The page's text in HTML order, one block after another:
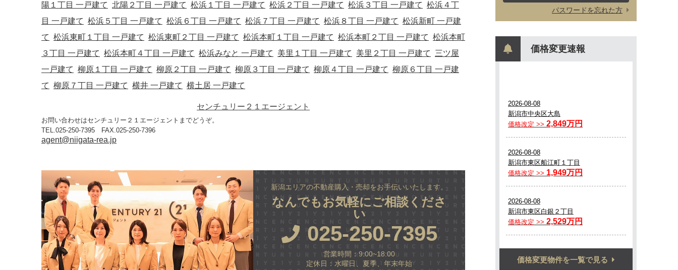
陽１丁目 一戸建て 北陽２丁目 一戸建て 松浜１丁目 一戸建て 松浜２丁目 一戸建て 松浜３丁目 一戸建て 松浜４丁
目 一戸建て 松浜５丁目 一戸建て 松浜６丁目 一戸建て 松浜７丁目 一戸建て 松浜８丁目 一戸建て 松浜新町 一戸建
て 松浜東町１丁目 一戸建て 松浜東町２丁目 一戸建て 松浜本町１丁目 一戸建て 松浜本町２丁目 一戸建て 松浜本町
３丁目 一戸建て 松浜本町４丁目 一戸建て 松浜みなと 一戸建て 美里１丁目 一戸建て 美里２丁目 一戸建て
三ツ屋
一戸建て 柳原１丁目 一戸建て 柳原２丁目 一戸建て 柳原３丁目 一戸建て 柳原４丁目 一戸建て 柳原６丁目 一戸建
て 柳原７丁目 一戸建て 横井 一戸建て 横土居 一戸建て
センチュリー２１エージェント
お問い合わせはセンチュリー２１エージェントまでどうぞ。
TEL.025-250-7395 FAX.025-250-7396
agent@niigata-rea.jp
新潟エリアの不動産購入・売却をお手伝いいたします。
なんでもお気軽にご相談くださ
い
025-250-7395
営業時間：9:00~18:00
定休日：水曜日、夏季、年末年始
パスワードを忘れた方
価格変更速報
価格変更物件を一覧で見る